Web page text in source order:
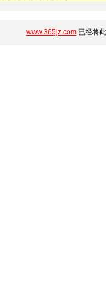
www.365jz.com已经将